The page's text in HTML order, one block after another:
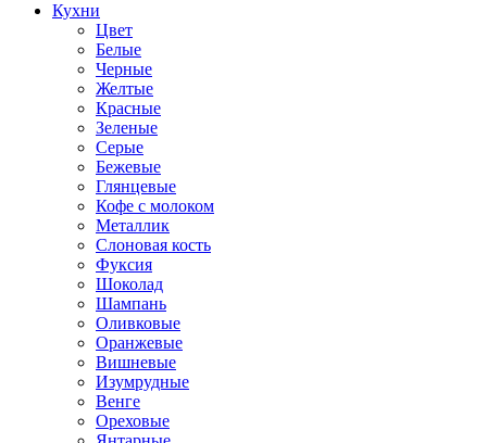
Кухни
Цвет
Белые
Черные
Желтые
Красные
Зеленые
Серые
Бежевые
Глянцевые
Кофе с молоком
Металлик
Слоновая кость
Фуксия
Шоколад
Шампань
Оливковые
Оранжевые
Вишневые
Изумрудные
Венге
Ореховые